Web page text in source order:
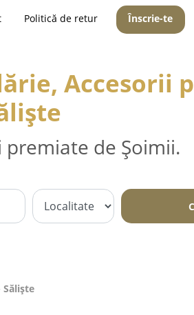
Politică de retur Înscrie-te
Accesorii
de Șoimii.